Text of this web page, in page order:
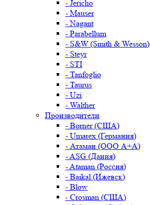
- Jericho
- Mauser
- Nagant
- Parabellum
- S&W (Smith & Wesson)
- Steyr
- STI
- Tanfoglio
- Taurus
- Uzi
- Walther
Производители
- Borner (США)
- Umarex (Германия)
- Атаман (ООО А+А)
- ASG (Дания)
- Ataman (Россия)
- Baikal (Ижевск)
- Blow
- Crosman (США)